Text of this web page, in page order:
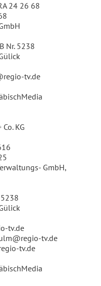
24 26 68
Nr. 5238
tv.de
KG
GmbH,
tv.de
tv.de
tv.de